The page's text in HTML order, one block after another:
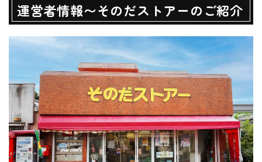
運営者情報〜そのだストアーのご紹介